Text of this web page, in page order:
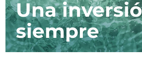
Una
siempre